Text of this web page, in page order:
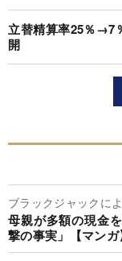
立替精算率25％→7
開
ブラックジャックに
母親が多額の現金
撃の事実」【マンガ